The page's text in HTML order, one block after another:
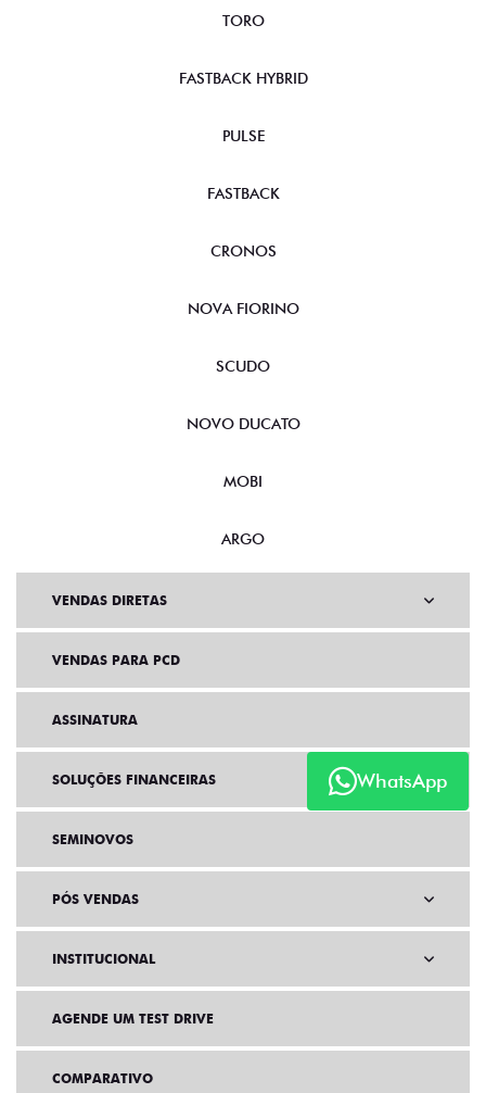
WhatsApp
TORO
FASTBACK HYBRID
PULSE
FASTBACK
CRONOS
NOVA FIORINO
SCUDO
NOVO DUCATO
MOBI
ARGO
VENDAS DIRETAS
VENDAS PARA PCD
ASSINATURA
SOLUÇÕES FINANCEIRAS
SEMINOVOS
PÓS VENDAS
INSTITUCIONAL
AGENDE UM TEST DRIVE
COMPARATIVO